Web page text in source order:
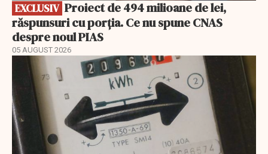
EXCLUSIV
răspunsuri cu porția. Ce nu spune CNAS
despre noul PIAS
05 AUGUST 2026